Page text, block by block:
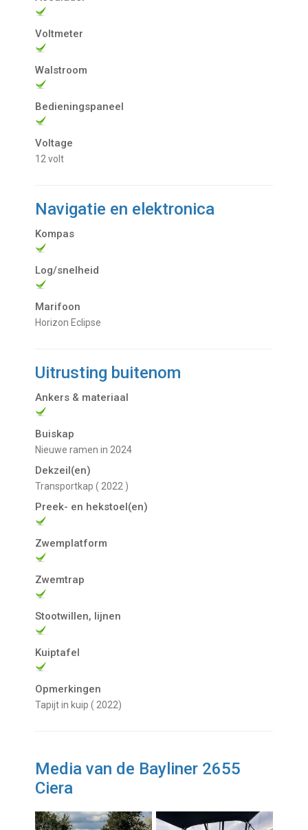
Voltmeter
Walstroom
Bedieningspaneel
Voltage
12 volt
Navigatie en elektronica
Kompas
Log/snelheid
Marifoon
Horizon Eclipse
Uitrusting buitenom
Ankers & materiaal
Buiskap
nieuwe ramen in 2024
Dekzeil(en)
transportkap ( 2022 )
Preek- en hekstoel(en)
Zwemplatform
Zwemtrap
Stootwillen, lijnen
Kuiptafel
Opmerkingen
Tapijt in kuip ( 2022)
Media van de Bayliner 2655
Ciera